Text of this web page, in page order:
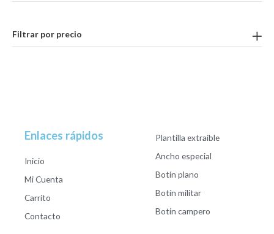
Filtrar por precio
Enlaces rápidos
Inicio
Mi Cuenta
Carrito
Contacto
Plantilla extraible
Ancho especial
Botín plano
Botín militar
Botín campero